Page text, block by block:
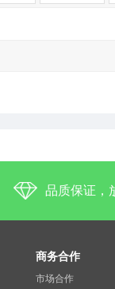
品质保证，
商务合作
市场合作